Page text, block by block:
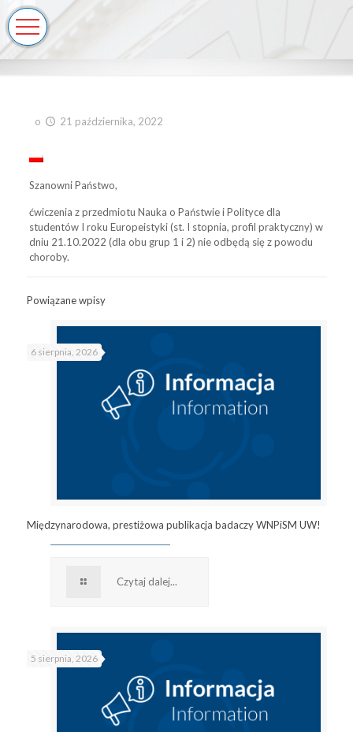
o 21 października, 2022
Szanowni Państwo,
ćwiczenia z przedmiotu Nauka o Państwie i Polityce dla
studentów I roku Europeistyki (st. I stopnia, profil praktyczny) w
dniu 21.10.2022 (dla obu grup 1 i 2) nie odbędą się z powodu
choroby.
Powiązane wpisy
6 sierpnia, 2026
Międzynarodowa, prestiżowa publikacja badaczy WNPiSM UW!
Czytaj dalej...
5 sierpnia, 2026